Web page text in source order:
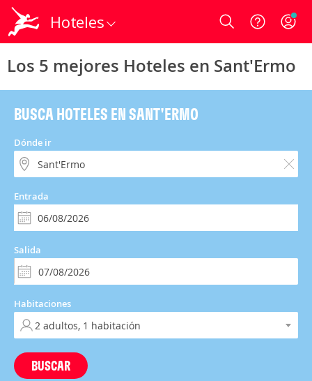
Hoteles Login
Los 5 mejores Hoteles en Sant'Ermo
BUSCA HOTELES EN SANT'ERMO
Dónde ir
Entrada
Salida
Habitaciones
BUSCAR